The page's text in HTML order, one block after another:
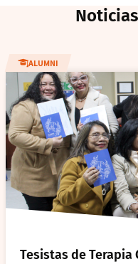
ALUMNI
Tesistas de